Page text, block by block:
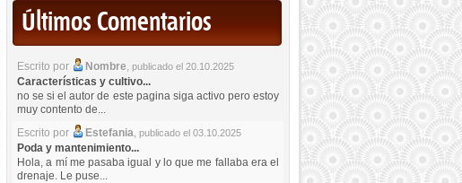
Últimos Comentarios
Escrito por Nombre, publicado el 20.10.2025
Características y cultivo...
no se si el autor de este pagina siga activo pero estoy
muy contento de...
Escrito por
Estefania, publicado el 03.10.2025
Poda y mantenimiento...
Hola, a mí me pasaba igual y lo que me fallaba era el
drenaje. Le puse...